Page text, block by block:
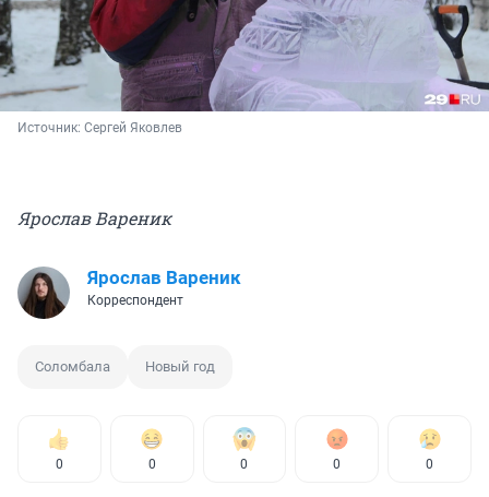
Источник: Сергей Яковлев
Ярослав Вареник
Ярослав Вареник
Корреспондент
Соломбала Новый год
0 0 0 0 0